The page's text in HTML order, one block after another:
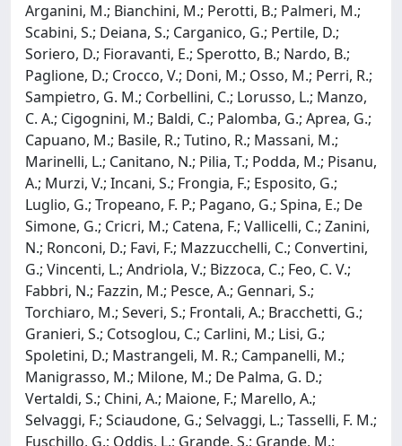
Arganini, M.; Bianchini, M.; Perotti, B.; Palmeri, M.;
Scabini, S.; Deiana, S.; Carganico, G.; Pertile, D.;
Soriero, D.; Fioravanti, E.; Sperotto, B.; Nardo, B.;
Paglione, D.; Crocco, V.; Doni, M.; Osso, M.; Perri, R.;
Sampietro, G. M.; Corbellini, C.; Lorusso, L.; Manzo,
C. A.; Cigognini, M.; Baldi, C.; Palomba, G.; Aprea, G.;
Capuano, M.; Basile, R.; Tutino, R.; Massani, M.;
Marinelli, L.; Canitano, N.; Pilia, T.; Podda, M.; Pisanu,
A.; Murzi, V.; Incani, S.; Frongia, F.; Esposito, G.;
Luglio, G.; Tropeano, F. P.; Pagano, G.; Spina, E.; De
Simone, G.; Cricri, M.; Catena, F.; Vallicelli, C.; Zanini,
N.; Ronconi, D.; Favi, F.; Mazzucchelli, C.; Convertini,
G.; Vincenti, L.; Andriola, V.; Bizzoca, C.; Feo, C. V.;
Fabbri, N.; Fazzin, M.; Pesce, A.; Gennari, S.;
Torchiaro, M.; Severi, S.; Frontali, A.; Bracchetti, G.;
Granieri, S.; Cotsoglou, C.; Carlini, M.; Lisi, G.;
Spoletini, D.; Mastrangeli, M. R.; Campanelli, M.;
Manigrasso, M.; Milone, M.; De Palma, G. D.;
Vertaldi, S.; Chini, A.; Maione, F.; Marello, A.;
Selvaggi, F.; Sciaudone, G.; Selvaggi, L.; Tasselli, F. M.;
Fuschillo, G.; Oddis, L.; Grande, S.; Grande, M.;